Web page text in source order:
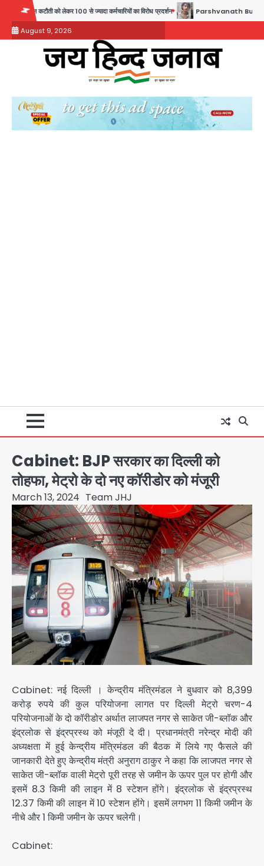
content
से ज्यादा कर्मचारियों का विरोध प्रदर्शन Parshvanath Building Shooting: सिक्योरिटी
August 9, 2026
Cabinet: BJP सरकार का दिल्ली को
तोहफा, मेट्रो के दो नए कॉरीडोर को मंजूरी
March 13, 2024 Team JHJ
Cabinet: नई दिल्ली । केन्द्रीय मंत्रिमंडल ने बुधवार को 8,399
करोड़ रुपये की कुल परियोजना लागत पर दिल्ली मेट्रो चरण-4
परियोजनाओं के दो कॉरीडोर अर्थात लाजपत नगर से साकेत जी-ब्लॉक और
इंद्रलोक से इंद्रप्रस्थ को मंजूरी दे दी। प्रधानमंत्री नरेन्द्र मोदी की
अध्यक्षता में हुई केन्द्रीय मंत्रिमंडल की बैठक में लिये गए फैसले की
जानकारी देते हुए केन्द्रीय मंत्री अनुराग ठाकुर ने कहा कि लाजपत नगर से
साकेत जी-ब्लॉक वाली मेट्रो पूरी तरह से जमीन के ऊपर पुल पर होगी और
इसमें 8.3 किमी की लाइन में 8 स्टेशन होंगे। इंद्रलोक से इंद्रप्रस्थ
12.37 किमी की लाइन में 10 स्टेशन होंगे। इसमें लगभग 11 किमी जमीन के
नीचे और 1 किमी जमीन के ऊपर चलेगी।
Cabinet: